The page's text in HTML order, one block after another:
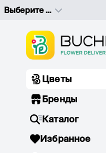
Выберите адрес доставки
Цветы
Бренды
Каталог
Избранное